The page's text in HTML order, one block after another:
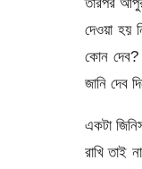
দেওয়া হয়
কোন দেব?
জানি দেব
একটা
রাখি তাই